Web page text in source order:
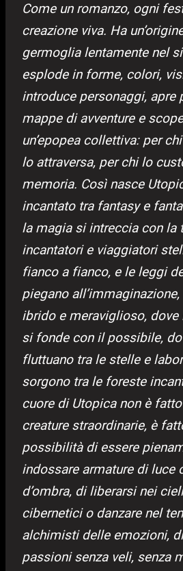
Come un romanzo, ogni
creazione viva. Ha
germoglia lentamente nel
esplode in forme, colori,
introduce personaggi, apre
mappe di avventure e
un’epopea collettiva: per
lo attraversa, per chi lo
memoria. Così nasce
incantato tra fantasy e
la magia si intreccia con la
incantatori e viaggiatori
fianco a fianco, e le leggi
piegano
ibrido e meraviglioso, dove
si fonde con il possibile,
fluttuano tra le stelle e
sorgono tra le foreste
cuore di Utopica non è
creature straordinarie, è
possibilità di essere
indossare armature di luce
d’ombra, di liberarsi nei
cibernetici o danzare nel
alchimisti delle emozioni,
passioni senza veli, senza